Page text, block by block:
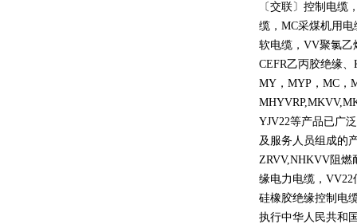
〔交联〕控制电缆
缆， MC采煤机用电
软电缆， VV聚氯乙
CEFR乙丙胶绝缘、
MY ， MYP ， MC ，
YJV22等产品已广
及服务人员组成的
ZRVV,NHKVV阻燃
缘电力电缆， VV22
硅橡胶绝缘控制电
执行中华人民共和